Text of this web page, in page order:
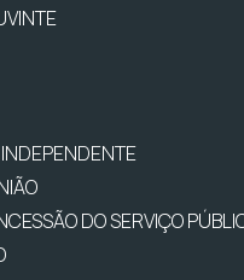
DO SERVIÇO